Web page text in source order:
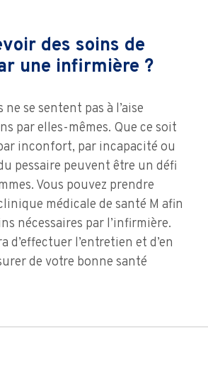
des soins de
une infirmière ?
se sentent pas à l’aise
par elles-mêmes. Que ce soit
inconfort, par incapacité ou
pessaire peuvent être un défi
Vous pouvez prendre
médicale de santé M afin
nécessaires par l’infirmière.
d’effectuer l’entretien et d’en
de votre bonne santé